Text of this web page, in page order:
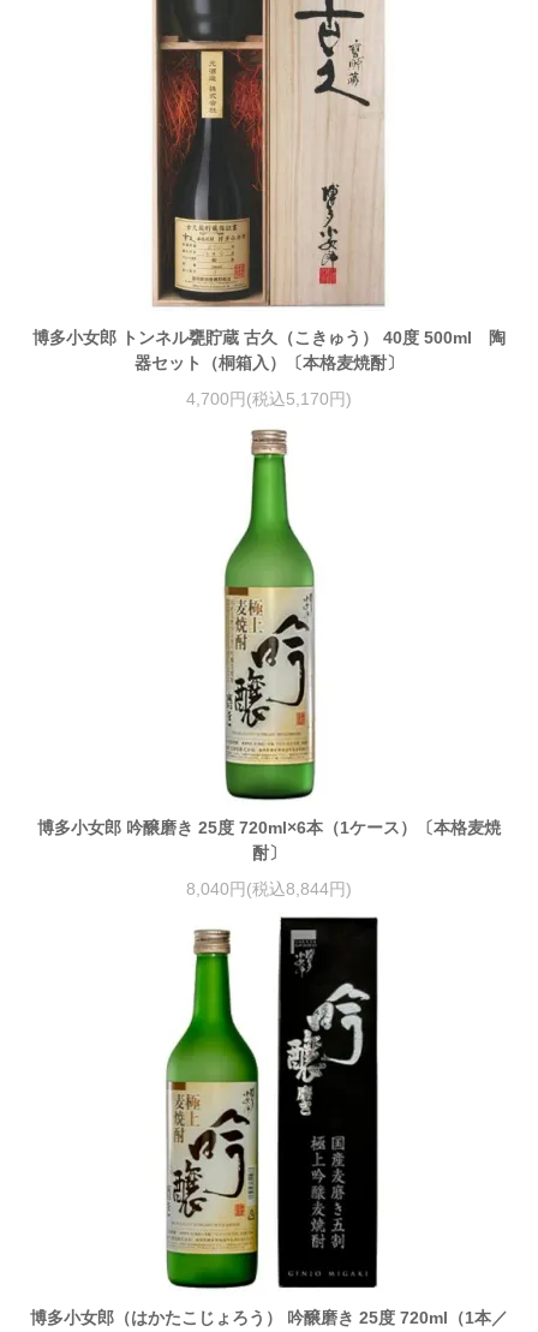
博多小女郎 トンネル甕貯蔵 古久（こきゅう） 40度 500ml 陶
器セット（桐箱入）〔本格麦焼酎〕
4,700円(税込5,170円)
博多小女郎 吟醸磨き 25度 720ml×6本（1ケース）〔本格麦焼
酎〕
8,040円(税込8,844円)
博多小女郎（はかたこじょろう） 吟醸磨き 25度 720ml（1本／